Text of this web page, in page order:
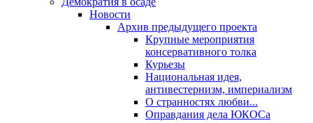
Новости
Архив предыдущего проекта
Крупные мероприятия
консервативного толка
Курьезы
Национальная идея,
антивестернизм, империализм
О странностях любви...
Оправдания дела ЮКОСа